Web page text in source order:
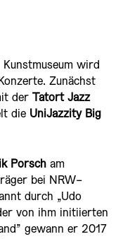
Kunstmuseum wird
Zunächst
der
Tatort Jazz
die UniJazzity Big
Porsch am
bei NRW-
durch „Udo
von ihm initiierten
gewann er 2017